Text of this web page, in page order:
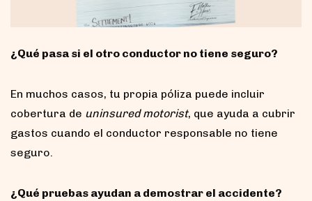
¿Qué pasa si el otro conductor no tiene seguro?
En muchos casos, tu propia póliza puede incluir
cobertura de uninsured motorist, que ayuda a cubrir
gastos cuando el conductor responsable no tiene
seguro.
¿Qué pruebas ayudan a demostrar el accidente?